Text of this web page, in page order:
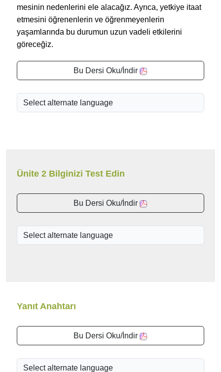
mesinin nedenlerini ele alacağız. Ayrıca, yetkiye itaat
etmesini öğrenenlerin ve öğrenmeyenlerin
yaşamlarında bu durumun uzun vadeli etkilerini
göreceğiz.
Bu Dersi Oku/İndir
Ünite 2 Bilginizi Test Edin
Bu Dersi Oku/İndir
Yanıt Anahtarı
Bu Dersi Oku/İndir